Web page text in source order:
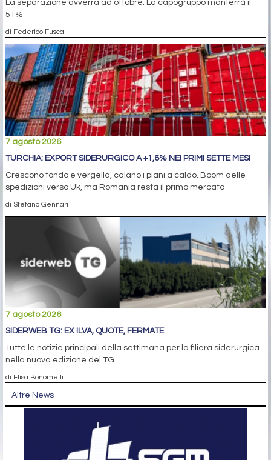
La separazione avverrà ad ottobre. La capogruppo manterrà il
51%
di Federico Fusca
7 agosto 2026
TURCHIA: EXPORT SIDERURGICO A +1,6% NEI PRIMI SETTE MESI
Crescono tondo e vergella, calano i piani a caldo. Boom delle
spedizioni verso Uk, ma Romania resta il primo mercato
di Stefano Gennari
7 agosto 2026
SIDERWEB TG: EX ILVA, QUOTE, FERMATE
Tutte le notizie principali della settimana per la filiera siderurgica
nella nuova edizione del TG
di Elisa Bonomelli
Altre News